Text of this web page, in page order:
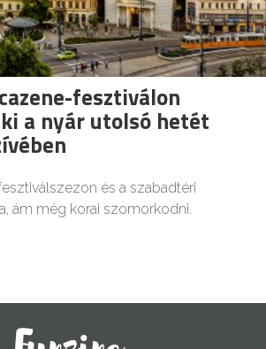
fesztiválon
a nyár utolsó hetét
és a szabadtéri
ám még korai szomorkodni.